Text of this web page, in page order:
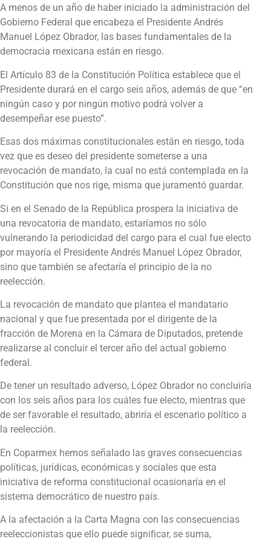
A menos de un año de haber iniciado la administración del
Gobierno Federal que encabeza el Presidente Andrés
Manuel López Obrador, las bases fundamentales de la
democracia mexicana están en riesgo.
El Artículo 83 de la Constitución Política establece que el
Presidente durará en el cargo seis años, además de que “en
ningún caso y por ningún motivo podrá volver a
desempeñar ese puesto”.
Esas dos máximas constitucionales están en riesgo, toda
vez que es deseo del presidente someterse a una
revocación de mandato, la cual no está contemplada en la
Constitución que nos rige, misma que juramentó guardar.
Si en el Senado de la República prospera la iniciativa de
una revocatoria de mandato, estaríamos no sólo
vulnerando la periodicidad del cargo para el cual fue electo
por mayoría el Presidente Andrés Manuel López Obrador,
sino que también se afectaría el principio de la no
reelección.
La revocación de mandato que plantea el mandatario
nacional y que fue presentada por el dirigente de la
fracción de Morena en la Cámara de Diputados, pretende
realizarse al concluir el tercer año del actual gobierno
federal.
De tener un resultado adverso, López Obrador no concluiría
con los seis años para los cuáles fue electo, mientras que
de ser favorable el resultado, abriría el escenario político a
la reelección.
En Coparmex hemos señalado las graves consecuencias
políticas, jurídicas, económicas y sociales que esta
iniciativa de reforma constitucional ocasionaría en el
sistema democrático de nuestro país.
A la afectación a la Carta Magna con las consecuencias
reeleccionistas que ello puede significar, se suma,